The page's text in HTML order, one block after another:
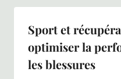
Sport et
optimiser la
les blessures